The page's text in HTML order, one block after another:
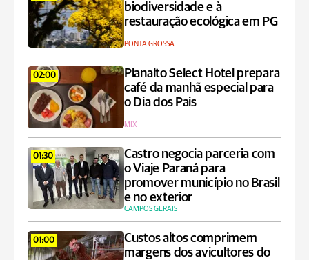
biodiversidade e à
restauração ecológica em PG
PONTA GROSSA
02:00
Planalto Select Hotel prepara
café da manhã especial para
o Dia dos Pais
MIX
01:30
Castro negocia parceria com
o Viaje Paraná para
promover município no Brasil
e no exterior
CAMPOS GERAIS
01:00
Custos altos comprimem
margens dos avicultores do